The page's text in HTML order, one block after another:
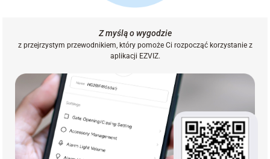
Z myślą o wygodzie
z przejrzystym przewodnikiem, który pomoże Ci rozpocząć korzystanie z
aplikacji EZVIZ.